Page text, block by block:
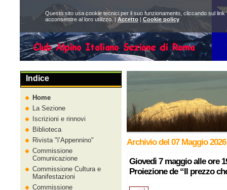
Archivio del 07 Maggio 2026
Giovedì 7 maggio alle ore
Proiezione de “Il prezzo
Indice
Home
La Sezione
Iscrizioni e rinnovi
Biblioteca
Rivista
l’Appennino
Commissione
Comunicazione
Commissione Cultura e
Manifestazioni
Commissione
Questo sito usa cookie tecnici per il suo funzionamento, cliccando sul
acconsentire al loro utilizzo. |Accetto | Cookie policy